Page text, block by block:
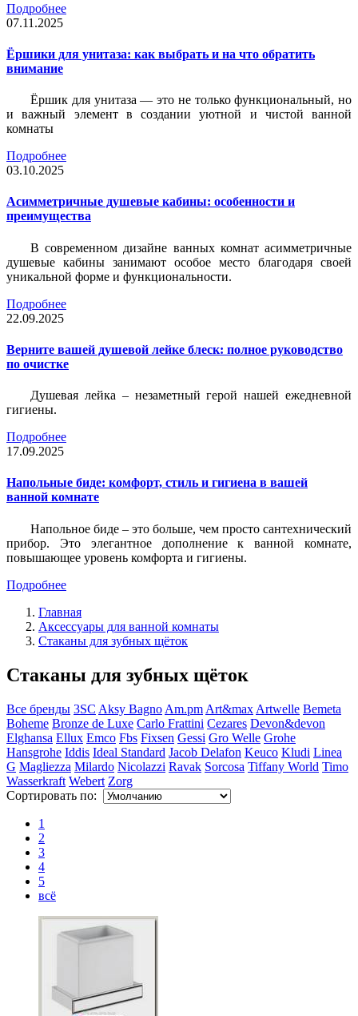
Подробнее
07.11.2025
Ёршики для унитаза: как выбрать и на что обратить
внимание
Ёршик для унитаза — это не только функциональный, но
и важный элемент в создании уютной и чистой ванной
комнаты
Подробнее
03.10.2025
Асимметричные душевые кабины: особенности и
преимущества
В современном дизайне ванных комнат асимметричные
душевые кабины занимают особое место благодаря своей
уникальной форме и функциональности.
Подробнее
22.09.2025
Верните вашей душевой лейке блеск: полное руководство
по очистке
Душевая лейка – незаметный герой нашей ежедневной
гигиены.
Подробнее
17.09.2025
Напольные биде: комфорт, стиль и гигиена в вашей
ванной комнате
Напольное биде – это больше, чем просто сантехнический
прибор. Это элегантное дополнение к ванной комнате,
повышающее уровень комфорта и гигиены.
Подробнее
Главная
Аксессуары для ванной комнаты
Стаканы для зубных щёток
Стаканы для зубных щёток
Все бренды 3SC Aksy Bagno Am.pm Art&max Artwelle Bemeta
Boheme Bronze de Luxe Carlo Frattini Cezares Devon&devon
Elghansa Ellux Emco Fbs Fixsen Gessi Gro Welle Grohe
Hansgrohe Iddis Ideal Standard Jacob Delafon Keuco Kludi Linea
G Magliezza Milardo Nicolazzi Ravak Sorcosa Tiffany World Timo
Wasserkraft Webert Zorg
Сортировать по:
1
2
3
4
5
всё